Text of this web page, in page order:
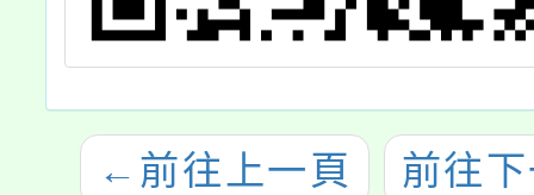
← 前往上一頁 前往